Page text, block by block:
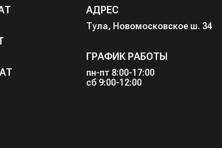
АДРЕС
Тула, Новомосковское ш. 34
ГРАФИК РАБОТЫ
пн-пт 8:00-17:00
сб 9:00-12:00